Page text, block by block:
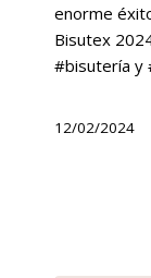
enorme
Bisutex
#bisutería y
12/02/2024